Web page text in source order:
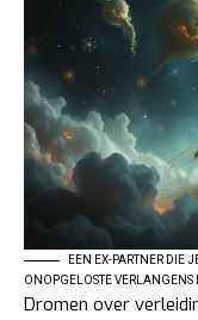
EEN EX-PARTNER DIE
ONOPGELOSTE VERLANGENS
Dromen over